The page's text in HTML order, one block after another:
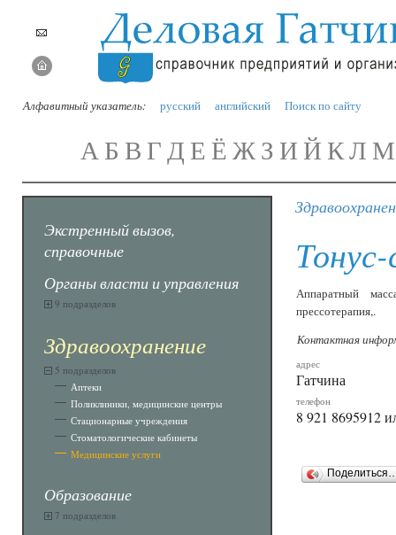
Алфавитный указатель: русский английский Поиск по сайту
АБ В ГД Е ЁЖЗ И Й КЛ М
Экстренный вызов,
справочные
Органы власти и управления
9 подразделов
Здравоохранение
5 подразделов
Аптеки
Поликлиники, медицинские центры
Стационарные учреждения
Стоматологические кабинеты
Медицинские услуги
Образование
7 подразделов
Аппаратный
прессотерапия,.
Контактная
адрес
Гатчина
телефон
8 921 8695912